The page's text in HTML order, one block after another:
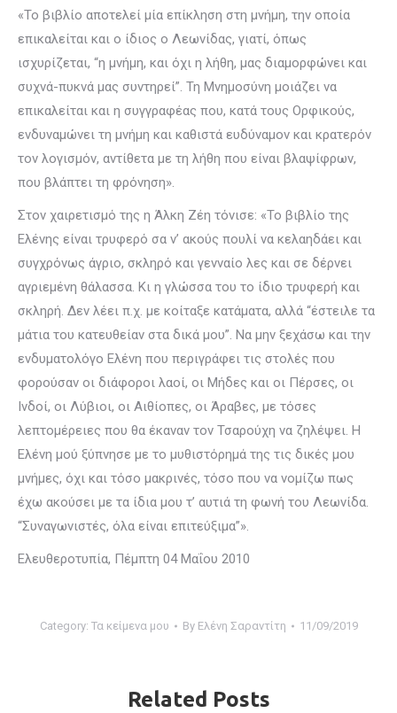
«Το βιβλίο αποτελεί μία επίκληση στη μνήμη, την οποία
επικαλείται και ο ίδιος ο Λεωνίδας, γιατί, όπως
ισχυρίζεται, “η μνήμη, και όχι η λήθη, μας διαμορφώνει και
συχνά-πυκνά μας συντηρεί”. Τη Μνημοσύνη μοιάζει να
επικαλείται και η συγγραφέας που, κατά τους Ορφικούς,
ενδυναμώνει τη μνήμη και καθιστά ευδύναμον και κρατερόν
τον λογισμόν, αντίθετα με τη λήθη που είναι βλαψίφρων,
που βλάπτει τη φρόνηση».
Στον χαιρετισμό της η Άλκη Ζέη τόνισε: «Το βιβλίο της
Ελένης είναι τρυφερό σα ν’ ακούς πουλί να κελαηδάει και
συγχρόνως άγριο, σκληρό και γενναίο λες και σε δέρνει
αγριεμένη θάλασσα. Κι η γλώσσα του το ίδιο τρυφερή και
σκληρή. Δεν λέει π.χ. με κοίταξε κατάματα, αλλά “έστειλε τα
μάτια του κατευθείαν στα δικά μου”. Να μην ξεχάσω και την
ενδυματολόγο Ελένη που περιγράφει τις στολές που
φορούσαν οι διάφοροι λαοί, οι Μήδες και οι Πέρσες, οι
Ινδοί, οι Λύβιοι, οι Αιθίοπες, οι Άραβες, με τόσες
λεπτομέρειες που θα έκαναν τον Τσαρούχη να ζηλέψει. Η
Ελένη μού ξύπνησε με το μυθιστόρημά της τις δικές μου
μνήμες, όχι και τόσο μακρινές, τόσο που να νομίζω πως
έχω ακούσει με τα ίδια μου τ’ αυτιά τη φωνή του Λεωνίδα.
“Συναγωνιστές, όλα είναι επιτεύξιμα”».
Ελευθεροτυπία, Πέμπτη 04 Μαΐου 2010
Category: Τα κείμενα μου By Ελένη Σαραντίτη 11/09/2019
Related Posts